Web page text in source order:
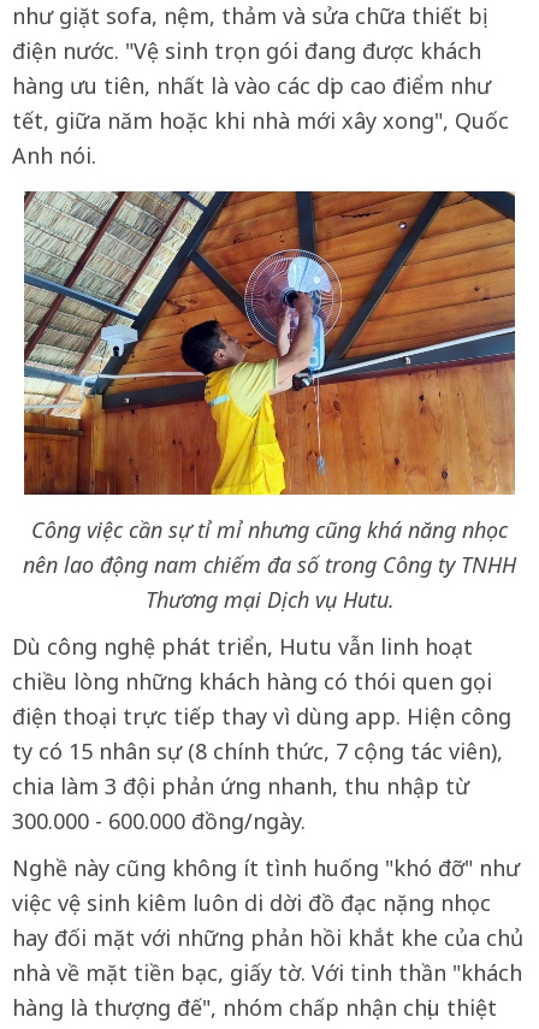
như giặt sofa, nệm, thảm và sửa chữa thiết bị
điện nước. "Vệ sinh trọn gói đang được khách
hàng ưu tiên, nhất là vào các dịp cao điểm như
tết, giữa năm hoặc khi nhà mới xây xong", Quốc
Anh nói.
Công việc cần sự tỉ mỉ nhưng cũng khá năng nhọc
nên lao động nam chiếm đa số trong Công ty TNHH
Thương mại Dịch vụ Hutu.
Dù công nghệ phát triển, Hutu vẫn linh hoạt
chiều lòng những khách hàng có thói quen gọi
điện thoại trực tiếp thay vì dùng app. Hiện công
ty có 15 nhân sự (8 chính thức, 7 cộng tác viên),
chia làm 3 đội phản ứng nhanh, thu nhập từ
300.000 - 600.000 đồng/ngày.
Nghề này cũng không ít tình huống "khó đỡ" như
việc vệ sinh kiêm luôn di dời đồ đạc nặng nhọc
hay đối mặt với những phản hồi khắt khe của chủ
nhà về mặt tiền bạc, giấy tờ. Với tinh thần "khách
hàng là thượng đế", nhóm chấp nhận chịu thiệt